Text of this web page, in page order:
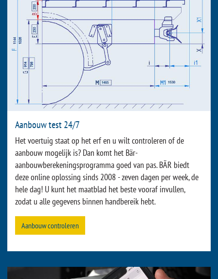
Aanbouw test 24/7
Het voertuig staat op het erf en u wilt controleren of de
aanbouw mogelijk is? Dan komt het Bär-
aanbouwberekeningsprogramma goed van pas. BÄR biedt
deze online oplossing sinds 2008 - zeven dagen per week, de
hele dag! U kunt het maatblad het beste vooraf invullen,
zodat u alle gegevens binnen handbereik hebt.
Aanbouw controleren